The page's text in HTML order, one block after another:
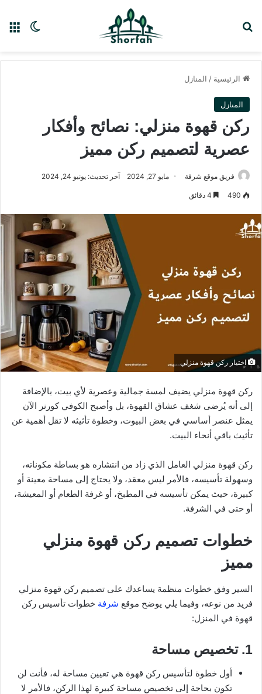
الوضع
الرئيسية / المنازل
المنازل
ركن قهوة منزلي: نصائح وأفكار
عصرية لتصميم ركن مميز
فريق موقع شرفة مايو 27, 2024 آخر تحديث: يونيو 24, 2024
490
اختيار ركن قهوة منزلي
ركن قهوة منزلي يضيف لمسة جمالية وعصرية لأي بيت، بالإضافة
إلى أنه يُرضى شغف عشاق القهوة، بل وأصبح الكوفي كورنر الآن
يمثل عنصر أساسي في بعض البيوت، وخطوة تأثيثه لا تقل أهمية عن
تأثيث باقي أنحاء البيت.
ركن قهوة منزلي العامل الذي زاد من انتشاره هو بساطة مكوناته،
وسهولة تأسيسه، فالأمر ليس معقد، ولا يحتاج إلى مساحة معينة أو
كبيرة، حيث يمكن تأسيسه في المطبخ، أو غرفة الطعام أو المعيشة،
أو حتى في الشرفة.
خطوات تصميم ركن قهوة منزلي
مميز
السير وفق خطوات منظمة يساعدك على تصميم ركن قهوة منزلي
فريد من نوعه، وفيما يلي يوضح موقع شرفة خطوات تأسيس ركن
قهوة في المنزل:
1. تخصيص مساحة
أول خطوة لتأسيس ركن قهوة هي تعيين مساحة له، فأنت لن
تكون بحاجة إلى تخصيص مساحة كبيرة لهذا الركن، فالأمر لا